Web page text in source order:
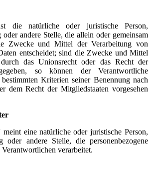
die natürliche oder juristische Person,
andere Stelle, die allein oder gemeinsam
Zwecke und Mittel der Verarbeitung von
entscheidet; sind die Zwecke und Mittel
das Unionsrecht oder das Recht der
so können der Verantwortliche
Kriterien seiner Benennung nach
dem Recht der Mitgliedstaaten vorgesehen
meint eine natürliche oder juristische Person,
oder andere Stelle, die personenbezogene
verarbeitet.